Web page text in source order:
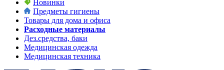
Новинки
Предметы гигиены
Товары для дома и офиса
Расходные материалы
Дез.средства, баки
Медицинская одежда
Медицинская техника